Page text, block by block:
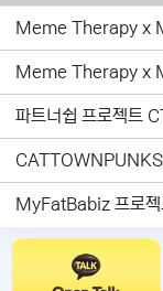
파트너쉽 프로젝트
CATTOWNPUNKS
MyFatBabiz 프로젝